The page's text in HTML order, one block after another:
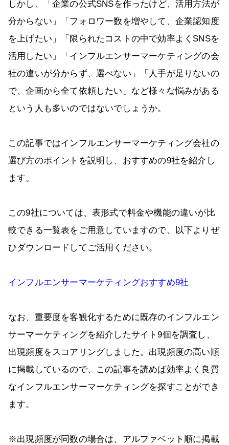
しかし、「企業の公式SNSを作ったけど、活用方法が
分からない」「フォロワー数を増やして、企業認知度
を上げたい」「限られたコストの中で効率よくSNSを
活用したい」「インフルエンサーマーケティングの会
社の違いが分からず、選べない」「人手が足りないの
で、企画から全て依頼したい」など様々な悩みがある
という人も多いのではないでしょうか。
この記事ではインフルエンサーマーケティング会社の
選び方のポイントを説明し、おすすめの9社を紹介し
ます。
この9社については、表形式で料金や機能の違いが比
較できる一覧表をご用意していますので、以下よりぜ
ひダウンロードしてご活用ください。
インフルエンサーマーケティングおすすめ9社
なお、重要度を客観化するために既存のインフルエン
サーマーケティングを紹介したサイト9個を調査し、
出現頻度をスコアリングしました。出現頻度の高い順
に掲載しているので、この記事を読めば効率よく良質
なインフルエンサーマーケティングを探すことができ
ます。
※出現頻度が同数の場合は、アルファベット順に掲載